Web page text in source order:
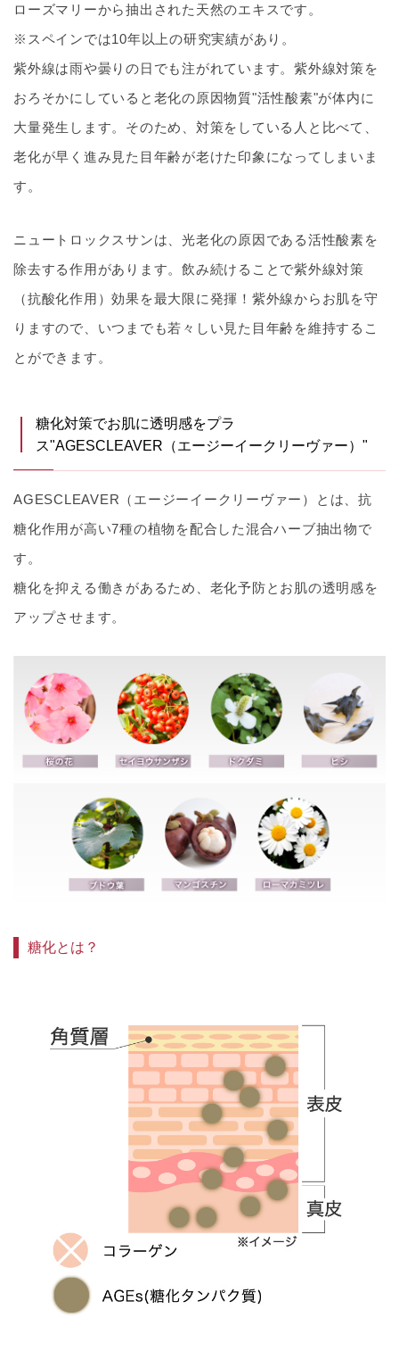
ローズマリーから抽出された天然のエキスです。
※スペインでは10年以上の研究実績があり。
紫外線は雨や曇りの日でも注がれています。紫外線対策を
おろそかにしていると老化の原因物質"活性酸素"が体内に
大量発生します。そのため、対策をしている人と比べて、
老化が早く進み見た目年齢が老けた印象になってしまいま
す。
ニュートロックスサンは、光老化の原因である活性酸素を
除去する作用があります。飲み続けることで紫外線対策
（抗酸化作用）効果を最大限に発揮！紫外線からお肌を守
りますので、いつまでも若々しい見た目年齢を維持するこ
とができます。
糖化対策でお肌に透明感をプラ
ス"AGESCLEAVER（エージーイークリーヴァー）"
AGESCLEAVER（エージーイークリーヴァー）とは、抗
糖化作用が高い7種の植物を配合した混合ハーブ抽出物で
す。
糖化を抑える働きがあるため、老化予防とお肌の透明感を
アップさせます。
糖化とは？